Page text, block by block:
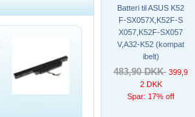
Batteri til ASUS K52
F-SX057X,K52F-S
X057,K52F-SX057
V,A32-K52 (kompat
ibelt)
483,90 DKK 399,9
2 DKK
Spar: 17% off